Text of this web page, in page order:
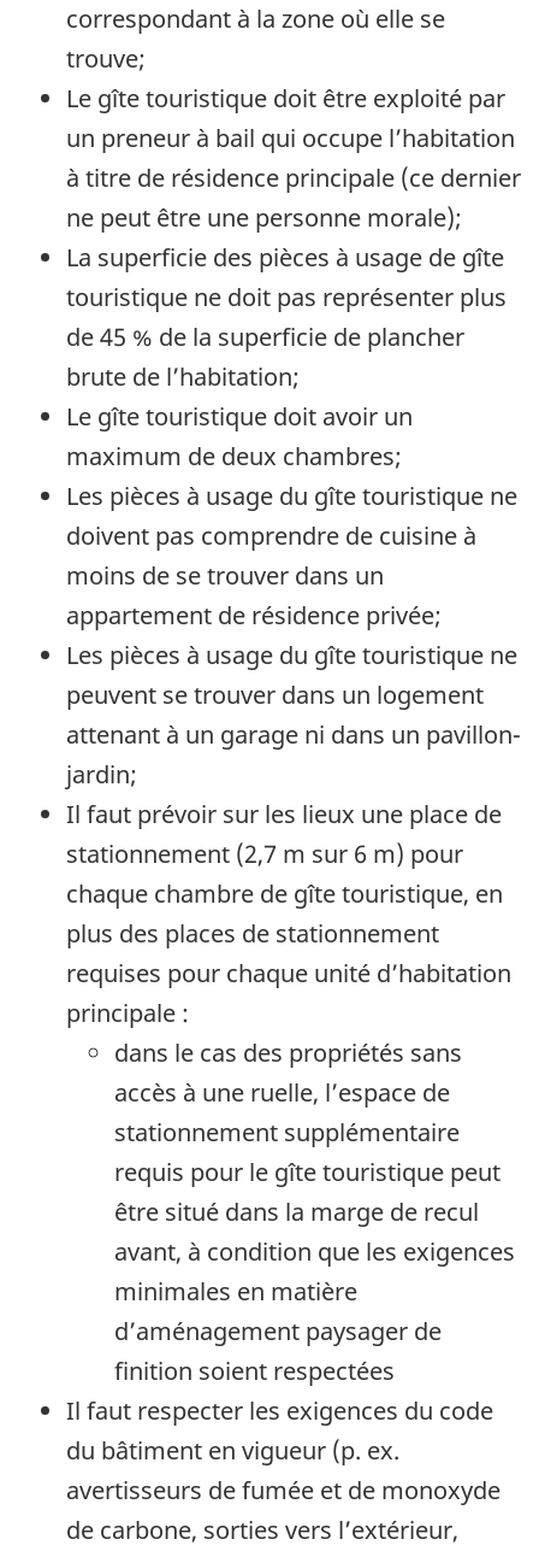
correspondant à la zone où elle se
trouve;
Le gîte touristique doit être exploité par
un preneur à bail qui occupe l’habitation
à titre de résidence principale (ce dernier
ne peut être une personne morale);
La superficie des pièces à usage de gîte
touristique ne doit pas représenter plus
de 45 % de la superficie de plancher
brute de l’habitation;
Le gîte touristique doit avoir un
maximum de deux chambres;
Les pièces à usage du gîte touristique ne
doivent pas comprendre de cuisine à
moins de se trouver dans un
appartement de résidence privée;
Les pièces à usage du gîte touristique ne
peuvent se trouver dans un logement
attenant à un garage ni dans un pavillon-
jardin;
Il faut prévoir sur les lieux une place de
stationnement (2,7 m sur 6 m) pour
chaque chambre de gîte touristique, en
plus des places de stationnement
requises pour chaque unité d’habitation
principale :
dans le cas des propriétés sans
accès à une ruelle, l’espace de
stationnement supplémentaire
requis pour le gîte touristique peut
être situé dans la marge de recul
avant, à condition que les exigences
minimales en matière
d’aménagement paysager de
finition soient respectées
Il faut respecter les exigences du code
du bâtiment en vigueur (p. ex.
avertisseurs de fumée et de monoxyde
de carbone, sorties vers l’extérieur,